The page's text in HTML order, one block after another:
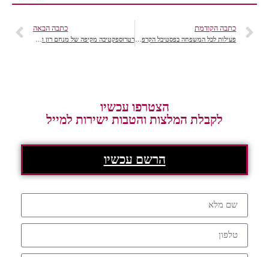
כתבה הקודמת
פעילות לכל המשפחה בפסטיבל הקרפיון, פסח 2016, 106il תיירות
כתבה הבאה
רטרוספקטיבה מקיפה של מנחם רון וכסלר (מנדוש) בתיאטרון ירושלים
הצטרפו עכשיו
לקבלת המלצות והטבות ישירות למייל
הרשם עכשיו